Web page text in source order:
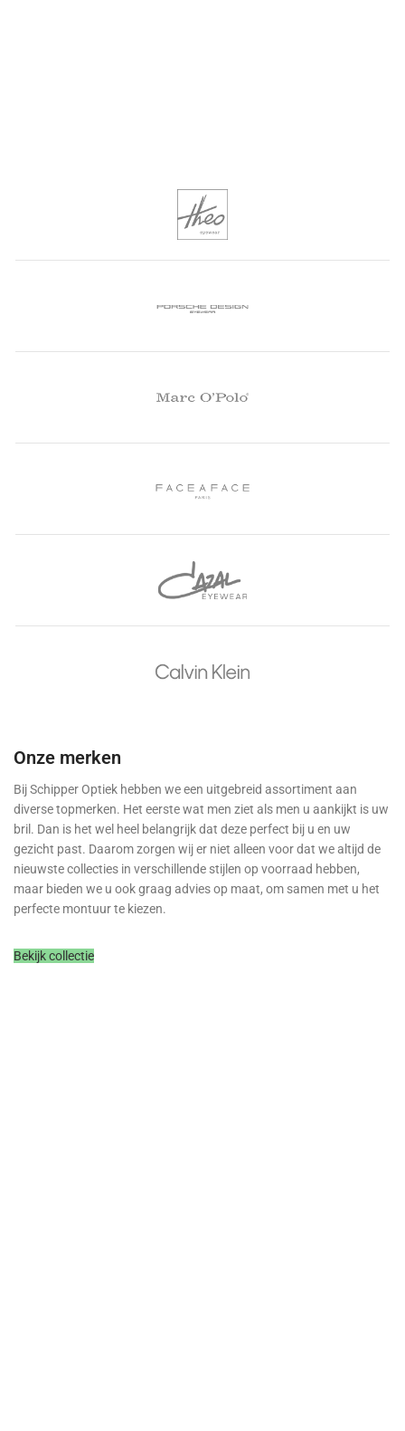
Onze merken
Bij Schipper Optiek hebben we een uitgebreid assortiment aan
diverse topmerken. Het eerste wat men ziet als men u aankijkt is uw
bril. Dan is het wel heel belangrijk dat deze perfect bij u en uw
gezicht past. Daarom zorgen wij er niet alleen voor dat we altijd de
nieuwste collecties in verschillende stijlen op voorraad hebben,
maar bieden we u ook graag advies op maat, om samen met u het
perfecte montuur te kiezen.
Bekijk collectie